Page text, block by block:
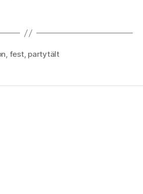
, fest, partytält